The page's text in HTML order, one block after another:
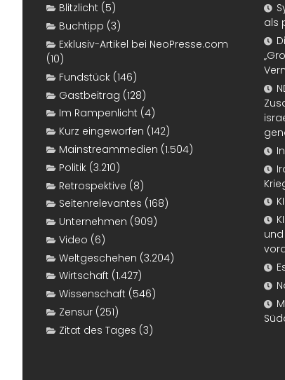
Blitzlicht (5)
Buchtipp (3)
Exklusiv-Artikel bei NeoPresse.com
(10)
Fundstück (146)
Gastbeitrag (128)
Im Rampenlicht (4)
Kurz eingeworfen (142)
Mainstreammedien (1.504)
Politik (3.210)
Retrospektive (8)
Seitenrelevantes (168)
Unternehmen (909)
Video (6)
Weltgeschehen (3.204)
Wirtschaft (1.427)
Wissenschaft (546)
Zensur (251)
Zitat des Tages (3)
als